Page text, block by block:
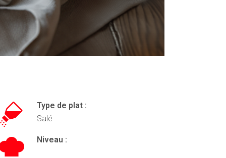
Type de plat :
Salé
Niveau :